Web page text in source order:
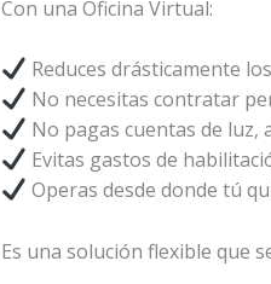
Con una Oficina Virtual:
Reduces drásticamente
No necesitas contratar
No pagas cuentas de luz,
Evitas gastos de
Operas desde donde tú
Es una solución flexible que